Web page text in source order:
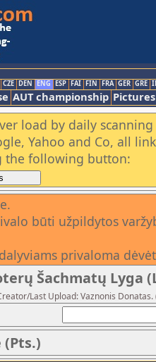
CZE DEN ENG ESP FAI FIN FRA GER GRE
AUT championship Pictures
load by daily
Yahoo and Co, all
the following button:
būti užpildytos
privaloma
Šachmatų Lyga
Last Upload: Vaznonis Donatas.